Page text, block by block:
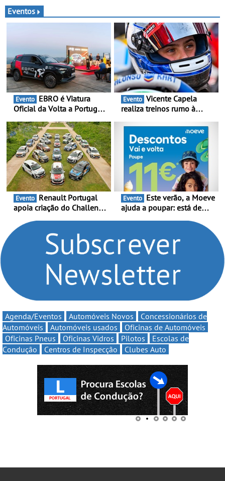
em Londres
Eventos
Evento
Oficial da Volta a Portugal
presença nacional ao lado
da mítica prova de ciclismo
e leva a sua gama SUV
multi-energia às estradas
de Portugal
Evento
realiza treinos rumo à
Portugal Karting e mira boa
estreia - O Campeonato
Portugal Karting 2026
decorre entre 1 de Março e
6 de Setembro
Evento
apoia criação do Challenge
compromisso com o
automobilismo nacional
continua em 2026
Evento
ajuda a poupar: está de
Volta” com descontos de
Agenda/Eventos Automóveis Novos
Concessionários de
Automóveis
Automóveis usados
Oficinas de Automóveis
Oficinas Pneus
Oficinas Vidros Pilotos
Escolas de
Condução
Centros de Inspecção Clubes Auto